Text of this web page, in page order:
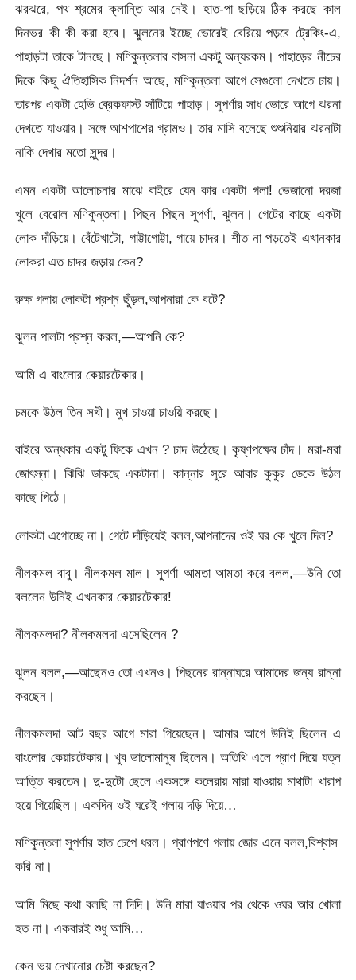
ঝরঝরে, পথ শ্রমের ক্লান্তি আর নেই। হাত-পা ছড়িয়ে ঠিক করছে কাল
দিনভর কী কী করা হবে। ঝুলনের ইচ্ছে ভােরেই বেরিয়ে পড়বে ট্রেকিং-এ,
পাহাড়টা তাকে টানছে। মণিকুন্তলার বাসনা একটু অন্যরকম। পাহাড়ের নীচের
দিকে কিছু ঐতিহাসিক নিদর্শন আছে, মণিকুন্তলা আগে সেগুলাে দেখতে চায়।
তারপর একটা হেভি ব্রেকফাস্ট সাঁটিয়ে পাহাড়। সুপর্ণার সাধ ভােরে আগে ঝরনা
দেখতে যাওয়ার। সঙ্গে আশপাশের গ্রামও। তার মাসি বলেছে শুশুনিয়ার ঝরনাটা
নাকি দেখার মতাে সুন্দর।
এমন একটা আলােচনার মাঝে বাইরে যেন কার একটা গলা! ভেজানাে দরজা
খুলে বেরােল মণিকুন্তলা। পিছন পিছন সুপর্ণা, ঝুলন। গেটের কাছে একটা
লােক দাঁড়িয়ে। বেঁটেখাটো, গাট্টাগােট্টা, গায়ে চাদর। শীত না পড়তেই এখানকার
লােকরা এত চাদর জড়ায় কেন?
রুক্ষ গলায় লােকটা প্রশ্ন ছুঁড়ল,আপনারা কে বটে?
ঝুলন পালটা প্রশ্ন করল,—আপনি কে?
আমি এ বাংলাের কেয়ারটেকার।
চমকে উঠল তিন সখী। মুখ চাওয়া চাওয়ি করছে।
বাইরে অন্ধকার একটু ফিকে এখন ? চাদ উঠেছে। কৃষ্ণপক্ষের চাঁদ। মরা-মরা
জোৎস্না। ঝিঝি ডাকছে একটানা। কান্নার সুরে আবার কুকুর ডেকে উঠল
কাছে পিঠে।
লােকটা এগােচ্ছে না। গেটে দাঁড়িয়েই বলল,আপনাদের ওই ঘর কে খুলে দিল?
নীলকমল বাবু। নীলকমল মাল। সুপর্ণা আমতা আমতা করে বলল,—উনি তাে
বললেন উনিই এখনকার কেয়ারটেকার!
নীলকমলদা? নীলকমলদা এসেছিলেন ?
ঝুলন বলল,—আছেনও তাে এখনও। পিছনের রান্নাঘরে আমাদের জন্য রান্না
করছেন।
নীলকমলদা আট বছর আগে মারা গিয়েছেন। আমার আগে উনিই ছিলেন এ
বাংলাের কেয়ারটেকার। খুব ভালােমানুষ ছিলেন। অতিথি এলে প্রাণ দিয়ে যত্ন
আত্তি করতেন। দু-দুটো ছেলে একসঙ্গে কলেরায় মারা যাওয়ায় মাথাটা খারাপ
হয়ে গিয়েছিল। একদিন ওই ঘরেই গলায় দড়ি দিয়ে…
মণিকুন্তলা সুপর্ণার হাত চেপে ধরল। প্রাণপণে গলায় জোর এনে বলল,বিশ্বাস
করি না।
আমি মিছে কথা বলছি না দিদি। উনি মারা যাওয়ার পর থেকে ওঘর আর খােলা
হত না। একবারই শুধু আমি…
কেন ভয় দেখানাের চেষ্টা করছেন?